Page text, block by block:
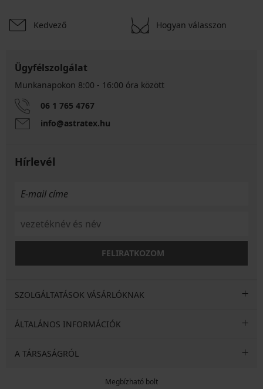
Kedvező Hogyan válasszon
Ügyfélszolgálat
Munkanapokon 8:00 - 16:00 óra között
06 1 765 4767
info@astratex.hu
Hírlevél
FELIRATKOZOM
SZOLGÁLTATÁSOK VÁSÁRLÓKNAK
ÁLTALÁNOS INFORMÁCIÓK
A TÁRSASÁGRÓL
Megbízható bolt